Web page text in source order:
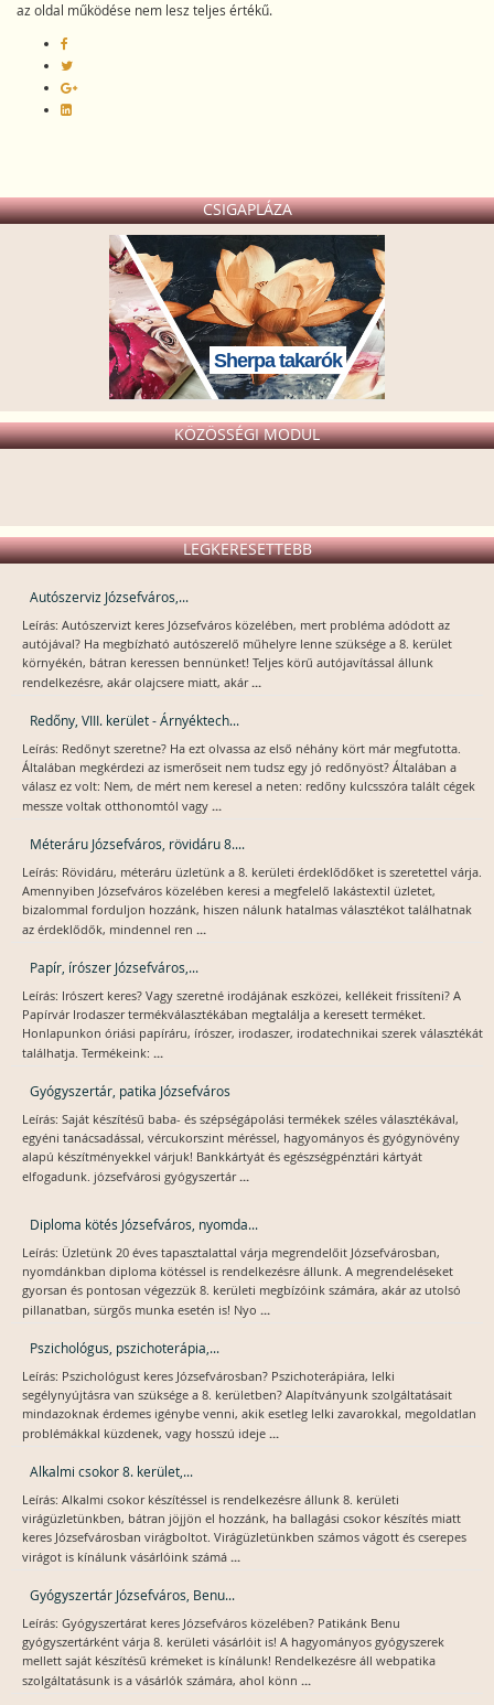
az oldal működése nem lesz teljes értékű.
CSIGAPLÁZA
Sherpa takarók
KÖZÖSSÉGI MODUL
LEGKERESETTEBB
Autószerviz Józsefváros,...
Leírás: Autószervizt keres Józsefváros közelében, mert probléma adódott az
autójával? Ha megbízható autószerelő műhelyre lenne szüksége a 8. kerület
környékén, bátran keressen bennünket! Teljes körű autójavítással állunk
rendelkezésre, akár olajcsere miatt, akár...
Redőny, VIII. kerület - Árnyéktech...
Leírás: Redőnyt szeretne? Ha ezt olvassa az első néhány kört már megfutotta.
Általában megkérdezi az ismerőseit nem tudsz egy jó redőnyöst? Általában a
válasz ez volt: Nem, de mért nem keresel a neten: redőny kulcsszóra talált cégek
messze voltak otthonomtól vagy ...
Méteráru Józsefváros, rövidáru 8....
Leírás: Rövidáru, méteráru üzletünk a 8. kerületi érdeklődőket is szeretettel várja.
Amennyiben Józsefváros közelében keresi a megfelelő lakástextil üzletet,
bizalommal forduljon hozzánk, hiszen nálunk hatalmas választékot találhatnak
az érdeklődők, mindennel ren ...
Papír, írószer Józsefváros,...
Leírás: Irószert keres? Vagy szeretné irodájának eszközei, kellékeit frissíteni? A
Papírvár Irodaszer termékválasztékában megtalálja a keresett terméket.
Honlapunkon óriási papíráru, írószer, irodaszer, irodatechnikai szerek választékát
találhatja. Termékeink: ...
Gyógyszertár, patika Józsefváros
Leírás: Saját készítésű baba- és szépségápolási termékek széles választékával,
egyéni tanácsadással, vércukorszint méréssel, hagyományos és gyógynövény
alapú készítményekkel várjuk! Bankkártyát és egészségpénztári kártyát
elfogadunk. józsefvárosi gyógyszertár...
Diploma kötés Józsefváros, nyomda...
Leírás: Üzletünk 20 éves tapasztalattal várja megrendelőit Józsefvárosban,
nyomdánkban diploma kötéssel is rendelkezésre állunk. A megrendeléseket
gyorsan és pontosan végezzük 8. kerületi megbízóink számára, akár az utolsó
pillanatban, sürgős munka esetén is! Nyo ...
Pszichológus, pszichoterápia,...
Leírás: Pszichológust keres Józsefvárosban? Pszichoterápiára, lelki
segélynyújtásra van szüksége a 8. kerületben? Alapítványunk szolgáltatásait
mindazoknak érdemes igénybe venni, akik esetleg lelki zavarokkal, megoldatlan
problémákkal küzdenek, vagy hosszú ideje ...
Alkalmi csokor 8. kerület,...
Leírás: Alkalmi csokor készítéssel is rendelkezésre állunk 8. kerületi
virágüzletünkben, bátran jöjjön el hozzánk, ha ballagási csokor készítés miatt
keres Józsefvárosban virágboltot. Virágüzletünkben számos vágott és cserepes
virágot is kínálunk vásárlóink számá ...
Gyógyszertár Józsefváros, Benu...
Leírás: Gyógyszertárat keres Józsefváros közelében? Patikánk Benu
gyógyszertárként várja 8. kerületi vásárlóit is! A hagyományos gyógyszerek
mellett saját készítésű krémeket is kínálunk! Rendelkezésre áll webpatika
szolgáltatásunk is a vásárlók számára, ahol könn ...